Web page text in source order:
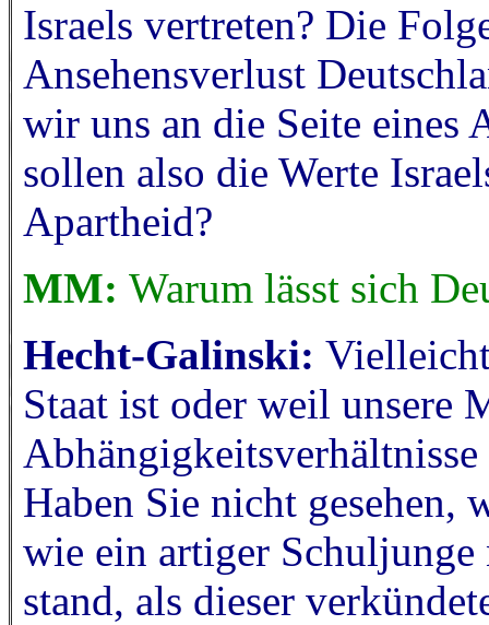
Israels vertreten? Die
Ansehensverlust
wir uns an die Seite eines
sollen also die Werte
Apartheid?
MM: Warum lässt sich
Hecht-Galinski:
Staat ist oder weil unsere
Haben Sie nicht gesehen,
wie ein artiger
stand, als dieser